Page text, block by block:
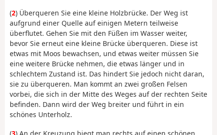
(2) Überqueren Sie eine kleine Holzbrücke. Der Weg ist
aufgrund einer Quelle auf einigen Metern teilweise
überflutet. Gehen Sie mit den Füßen im Wasser weiter,
bevor Sie erneut eine kleine Brücke überqueren. Diese ist
etwas mit Moos bewachsen, und etwas weiter müssen Sie
eine weitere Brücke nehmen, die etwas länger und in
schlechtem Zustand ist. Das hindert Sie jedoch nicht daran,
sie zu überqueren. Man kommt an zwei großen Felsen
vorbei, die sich in der Mitte des Weges auf der rechten Seite
befinden. Dann wird der Weg breiter und führt in ein
schönes Unterholz.